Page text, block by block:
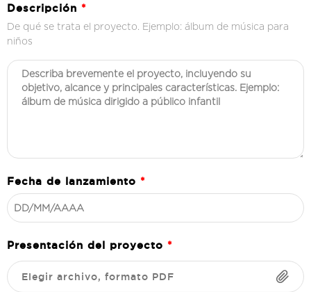
Descripción *
De qué se trata el proyecto. Ejemplo: álbum de música para
niños
Fecha de lanzamiento *
Presentación del proyecto *
Elegir archivo, formato PDF